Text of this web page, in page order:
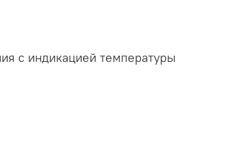
с индикацией температуры